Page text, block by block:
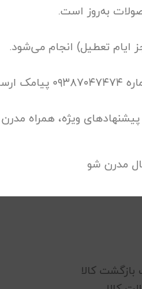
به‌روز است.
ایام تعطیل) انجام می‌شود.
ویژه، همراه
مدرن شو